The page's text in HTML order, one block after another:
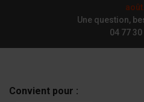
août.
Une question,
04 77 30
Convient pour :